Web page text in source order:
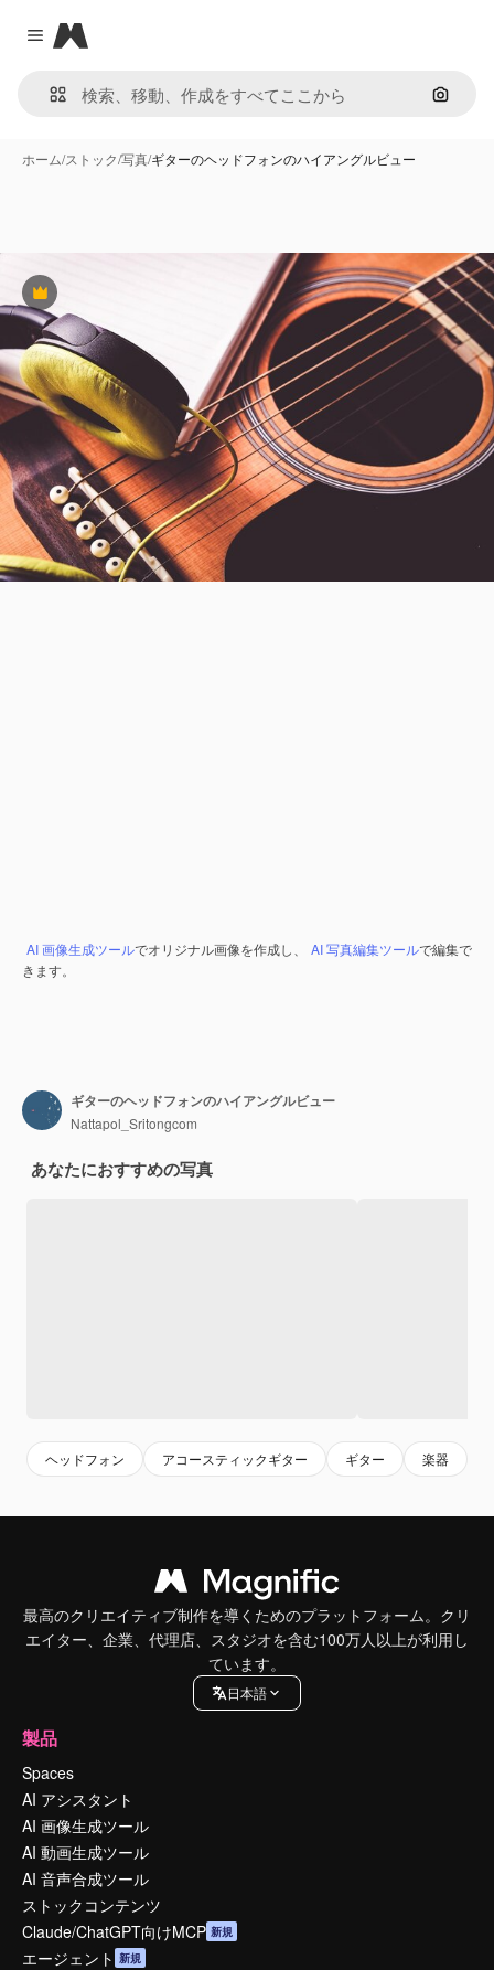
Close menu
Magnific
画像で
ホーム/ストック/写真/ギターのヘッドフォンのハイアングルビュー
Premium
AI 画像生成ツールでオリジナル画像を作成し、 AI 写真編集ツールで編集で
きます。
ギターのヘッドフォンのハイアングルビュー
Nattapol_Sritongcom
あなたにおすすめの写真
ヘッドフォン アコースティックギター ギター 楽器
最高のクリエイティブ制作を導くためのプラットフォーム。クリ
エイター、企業、代理店、スタジオを含む100万人以上が利用し
ています。
日本語
製品
Spaces
AI アシスタント
AI 画像生成ツール
AI 動画生成ツール
AI 音声合成ツール
ストックコンテンツ
Claude/ChatGPT向けMCP 新規
エージェント 新規